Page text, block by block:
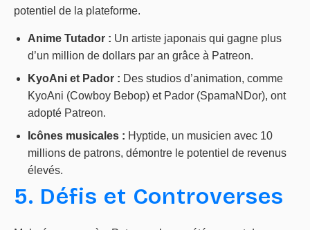
potentiel de la plateforme.
Anime Tutador : Un artiste japonais qui gagne plus
d’un million de dollars par an grâce à Patreon.
KyoAni et Pador : Des studios d’animation, comme
KyoAni (Cowboy Bebop) et Pador (SpamaNDor), ont
adopté Patreon.
Icônes musicales : Hyptide, un musicien avec 10
millions de patrons, démontre le potentiel de revenus
élevés.
5. Défis et Controverses